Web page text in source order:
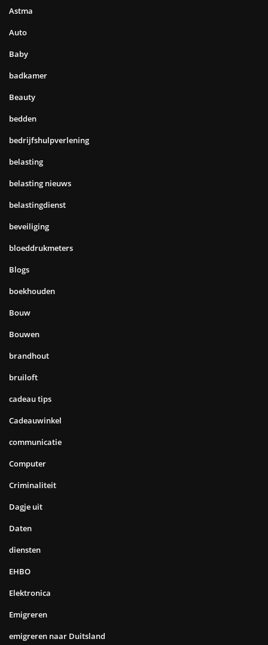
Astma
Auto
Baby
badkamer
Beauty
bedden
bedrijfshulpverlening
belasting
belasting nieuws
belastingdienst
beveiliging
bloeddrukmeters
Blogs
boekhouden
Bouw
Bouwen
brandhout
bruiloft
cadeau tips
Cadeauwinkel
communicatie
Computer
Criminaliteit
Dagje uit
Daten
diensten
EHBO
Elektronica
Emigreren
emigreren naar Duitsland